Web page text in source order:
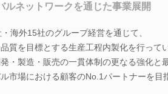
ルネットワークを通じた事業展開
海外15社のグループ経営を通じて、
質を目標とする生産工程内製化を行って
・製造・販売の一貫体制の更なる強化と
市場における顧客のNo.1パートナーを目